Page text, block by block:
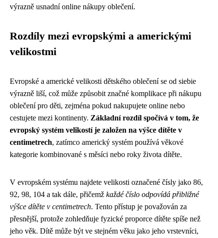
výrazně usnadní online nákupy oblečení.
Rozdíly mezi evropskými a americkými
velikostmi
Evropské a americké velikosti dětského oblečení se od siebie
výrazně liší, což může způsobit značné komplikace při nákupu
oblečení pro děti, zejména pokud nakupujete online nebo
cestujete mezi kontinenty. Základní rozdíl spočívá v tom, že
evropský systém velikostí je založen na výšce dítěte v
centimetrech, zatímco americký systém používá věkové
kategorie kombinované s měsíci nebo roky života dítěte.
V evropském systému najdete velikosti označené čísly jako 86,
92, 98, 104 a tak dále, přičemž každé číslo odpovídá přibližné
výšce dítěte v centimetrech. Tento přístup je považován za
přesnější, protože zohledňuje fyzické proporce dítěte spíše než
jeho věk. Dítě může být ve stejném věku jako jeho vrstevníci,